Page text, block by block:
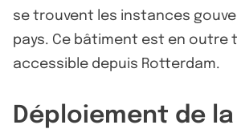
se trouvent les instances
pays. Ce bâtiment est en outre
accessible depuis Rotterdam.
Déploiement de la